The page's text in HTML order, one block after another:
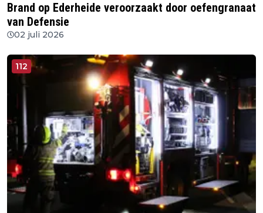
Brand op Ederheide veroorzaakt door oefengranaat
van Defensie
02 juli 2026
112